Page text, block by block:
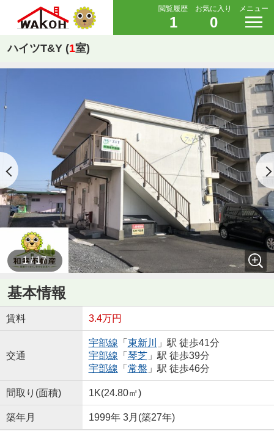
閲覧履歴
1
お気に入り
0
メニュー
ハイツT&Y (1室)
1 / 17
基本情報
賃料 3.4万円
交通
宇部線 「 東新川
」駅 徒歩41分
宇部線 「 琴芝」駅 徒歩39分
宇部線 「 常盤 」駅 徒歩46分
間取り(面積) 1K(24.80㎡)
築年月 1999年 3月(築27年)